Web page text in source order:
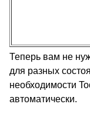
Теперь вам не
для разных
необходимости
автоматически.